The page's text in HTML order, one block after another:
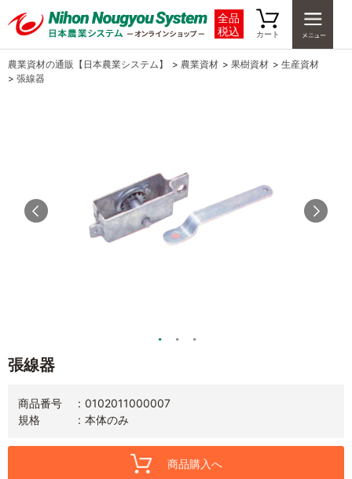
全品
税込
カート
農業資材の通販【日本農業システム】 > 農業資材 > 果樹資材 > 生産資材
> 張線器
張線器
商品番号
0102011000007
規格
本体のみ
商品購入へ